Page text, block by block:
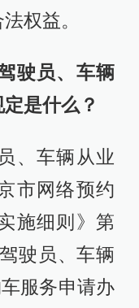
权益。
驶员、车辆
是什么？
、车辆从业
市网络预约
施细则》第
驶员、车辆
服务申请办